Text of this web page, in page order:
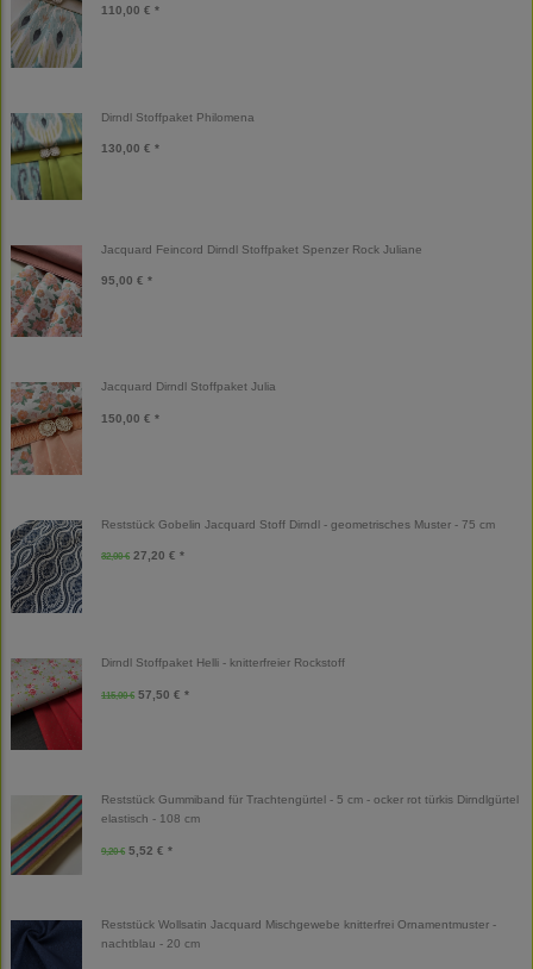
110,00 € *
Dirndl Stoffpaket Philomena
130,00 € *
Jacquard Feincord Dirndl Stoffpaket Spenzer Rock Juliane
95,00 € *
Jacquard Dirndl Stoffpaket Julia
150,00 € *
Reststück Gobelin Jacquard Stoff Dirndl - geometrisches Muster - 75 cm
32,00 € 27,20 € *
Dirndl Stoffpaket Helli - knitterfreier Rockstoff
115,00 € 57,50 € *
Reststück Gummiband für Trachtengürtel - 5 cm - ocker rot türkis Dirndlgürtel
elastisch - 108 cm
9,20 € 5,52 € *
Reststück Wollsatin Jacquard Mischgewebe knitterfrei Ornamentmuster -
nachtblau - 20 cm